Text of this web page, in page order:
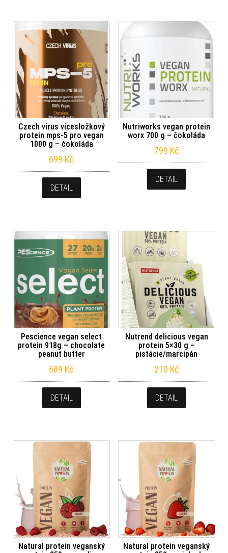
Czech virus vícesložkový
protein mps-5 pro vegan
1000 g – čokoláda
699 Kč
DETAIL
Nutriworks vegan protein
worx 700 g – čokoláda
799 Kč
DETAIL
Pescience vegan select
protein 918g – chocolate
peanut butter
689 Kč
DETAIL
Nutrend delicious vegan
protein 5×30 g –
pistácie/marcipán
210 Kč
DETAIL
Natural protein veganský
Natural protein veganský